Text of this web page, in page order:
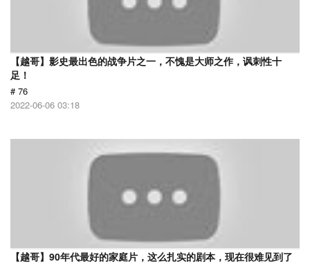
【越哥】影史最出色的战争片之一，不愧是大师之作，讽刺性十
足！
# 76
2022-06-06 03:18
【越哥】90年代最好的家庭片，这么扎实的剧本，现在很难见到了